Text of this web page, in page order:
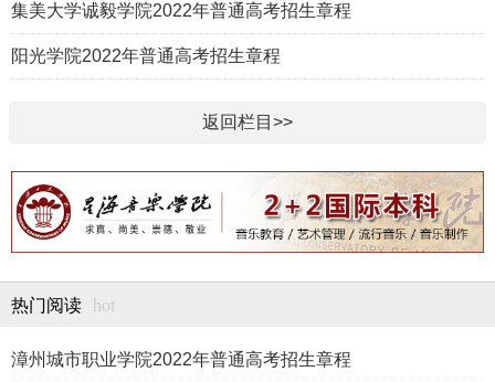
集美大学诚毅学院2022年普通高考招生章程
阳光学院2022年普通高考招生章程
返回栏目>>
热门阅读 hot
漳州城市职业学院2022年普通高考招生章程